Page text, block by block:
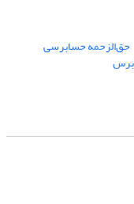
حق‌الزحمه حسابرسی